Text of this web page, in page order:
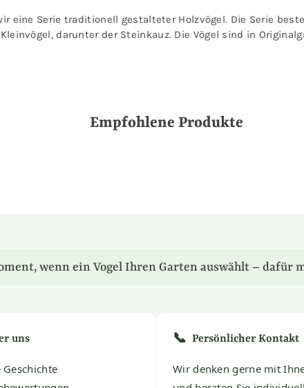
eine Serie traditionell gestalteter Holzvögel. Die Serie
darunter der Steinkauz. Die Vögel sind in
Empfohlene Produkte
wenn ein Vogel Ihren Garten auswählt – dafür
uns
Geschichte
📞 Persönlicher Kontakt
Wir denken gerne mit